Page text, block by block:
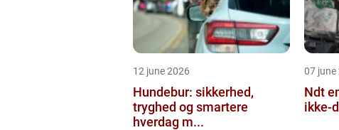
12 june 2026
Hundebur: sikkerhed,
tryghed og smartere
hverdag m...
07 june
Ndt en praktisk guide til
ikke-